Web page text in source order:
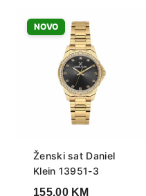
NOVO
Ženski sat Daniel
Klein 13951-3
155,00 KM